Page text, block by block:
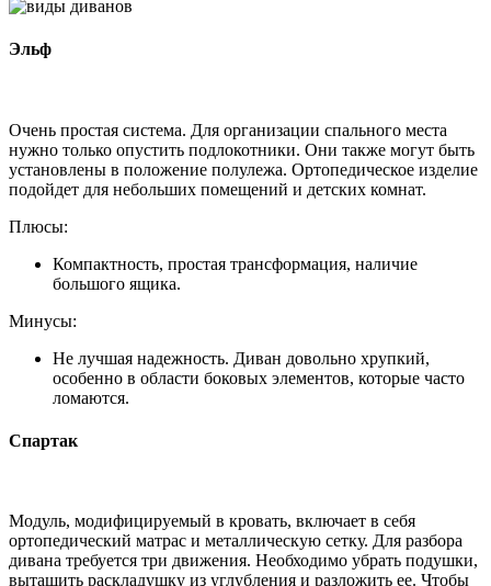
Эльф
Очень простая система. Для организации спального места
нужно только опустить подлокотники. Они также могут быть
установлены в положение полулежа. Ортопедическое изделие
подойдет для небольших помещений и детских комнат.
Плюсы:
Компактность, простая трансформация, наличие
большого ящика.
Минусы:
Не лучшая надежность. Диван довольно хрупкий,
особенно в области боковых элементов, которые часто
ломаются.
Спартак
Модуль, модифицируемый в кровать, включает в себя
ортопедический матрас и металлическую сетку. Для разбора
дивана требуется три движения. Необходимо убрать подушки,
вытащить раскладушку из углубления и разложить ее. Чтобы